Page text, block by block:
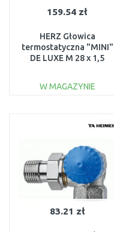
159.54 zł
HERZ Głowica
termostatyczna "MINI"
DE LUXE M 28 x 1,5
W MAGAZYNIE
Do porównania
83.21 zł